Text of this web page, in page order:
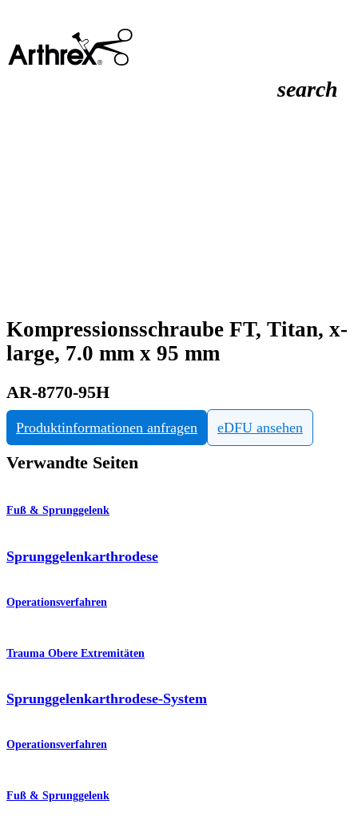
search
Kompressionsschraube FT, Titan, x-
large, 7.0 mm x 95 mm
AR-8770-95H
Produktinformationen anfragen eDFU ansehen
Verwandte Seiten
Fuß & Sprunggelenk
Sprunggelenkarthrodese
Operationsverfahren
Trauma Obere Extremitäten
Sprunggelenkarthrodese-System
Operationsverfahren
Fuß & Sprunggelenk